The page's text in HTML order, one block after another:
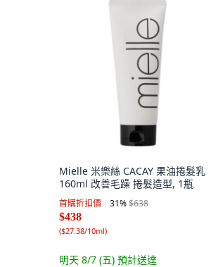
Mielle 米樂絲 CACAY 果油捲髮乳
160ml 改善毛躁 捲髮造型, 1瓶
首購折扣價 31%$638
$438
($27.38/10ml)
明天 8/7 (五) 預計送達